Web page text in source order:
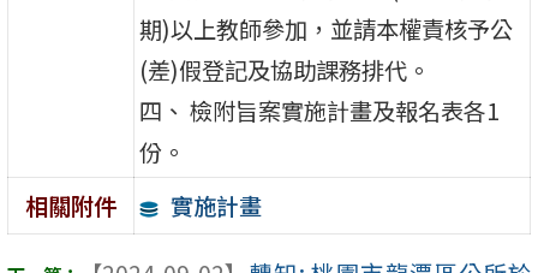
期)以上教師參加，並請本權責核予公
(差)假登記及協助課務排代。
四、 檢附旨案實施計畫及報名表各1
份。
相關附件
實施計畫